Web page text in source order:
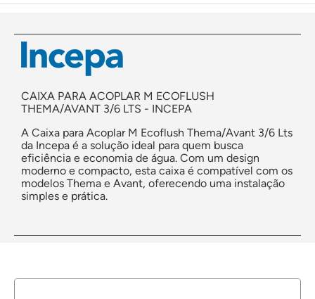
CAIXA PARA ACOPLAR M ECOFLUSH
THEMA/AVANT 3/6 LTS - INCEPA
A Caixa para Acoplar M Ecoflush Thema/Avant 3/6 Lts
da Incepa é a solução ideal para quem busca
eficiência e economia de água. Com um design
moderno e compacto, esta caixa é compatível com os
modelos Thema e Avant, oferecendo uma instalação
simples e prática.